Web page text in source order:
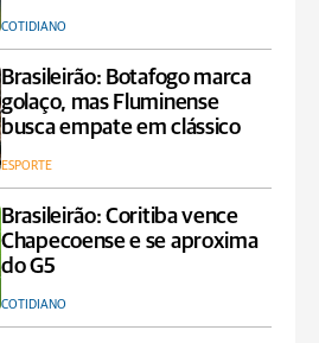
COTIDIANO
Brasileirão: Botafogo marca
golaço, mas Fluminense
busca empate em clássico
ESPORTE
Brasileirão: Coritiba vence
Chapecoense e se aproxima
do G5
COTIDIANO